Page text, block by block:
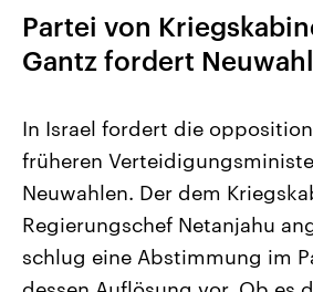
Landtagswahl Sachsen-Anhalt
2026
Alle Informationen
Sachsen-Anhalt wählt am 6.
September 2026 einen neuen
Landtag. Seit 2021 wird das
Bundesland von einer Koalition aus
Partei von
Gantz fordert
In Israel fordert die
früheren
Neuwahlen. Der dem
Regierungschef Netanjahu
schlug eine Abstimmung im